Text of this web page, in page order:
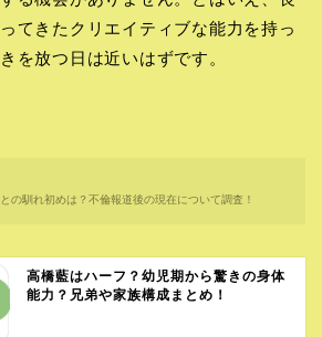
てきたクリエイティブな能力を持っ
を放つ日は近いはずです。
の馴れ初めは？不倫報道後の現在について調査！
高橋藍はハーフ？幼児期から驚きの身体
能力？兄弟や家族構成まとめ！